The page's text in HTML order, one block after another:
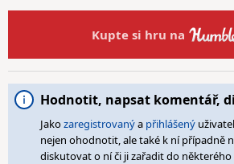
Kupte si hru na
Hodnotit, napsat komentář,
Jakozaregistrovanýa přihlášený
nejen ohodnotit, ale také k ní případně
diskutovat o ní či ji zařadit do některého